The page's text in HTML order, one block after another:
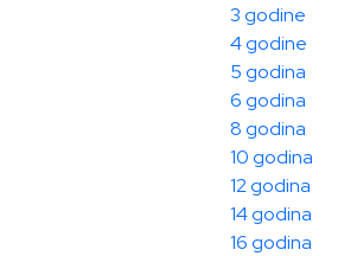
3 godine
4 godine
5 godina
6 godina
8 godina
10 godina
12 godina
14 godina
16 godina